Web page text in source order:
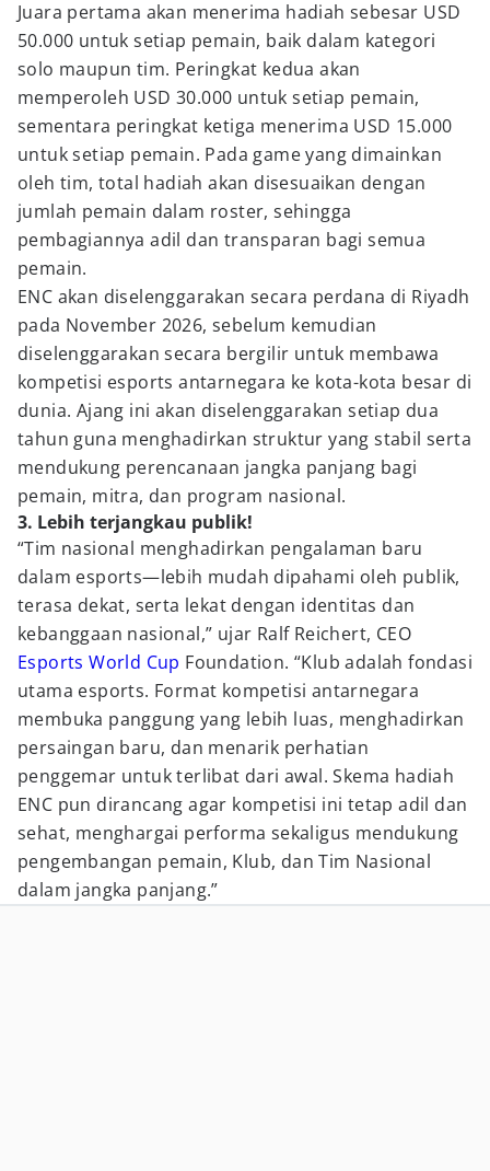
Juara pertama akan menerima hadiah sebesar USD
50.000 untuk setiap pemain, baik dalam kategori
solo maupun tim. Peringkat kedua akan
memperoleh USD 30.000 untuk setiap pemain,
sementara peringkat ketiga menerima USD 15.000
untuk setiap pemain. Pada game yang dimainkan
oleh tim, total hadiah akan disesuaikan dengan
jumlah pemain dalam roster, sehingga
pembagiannya adil dan transparan bagi semua
pemain.
ENC akan diselenggarakan secara perdana di Riyadh
pada November 2026, sebelum kemudian
diselenggarakan secara bergilir untuk membawa
kompetisi esports antarnegara ke kota-kota besar di
dunia. Ajang ini akan diselenggarakan setiap dua
tahun guna menghadirkan struktur yang stabil serta
mendukung perencanaan jangka panjang bagi
pemain, mitra, dan program nasional.
3. Lebih terjangkau publik!
“Tim nasional menghadirkan pengalaman baru
dalam esports—lebih mudah dipahami oleh publik,
terasa dekat, serta lekat dengan identitas dan
kebanggaan nasional,” ujar Ralf Reichert, CEO
Esports World Cup Foundation. “Klub adalah fondasi
utama esports. Format kompetisi antarnegara
membuka panggung yang lebih luas, menghadirkan
persaingan baru, dan menarik perhatian
penggemar untuk terlibat dari awal. Skema hadiah
ENC pun dirancang agar kompetisi ini tetap adil dan
sehat, menghargai performa sekaligus mendukung
pengembangan pemain, Klub, dan Tim Nasional
dalam jangka panjang.”